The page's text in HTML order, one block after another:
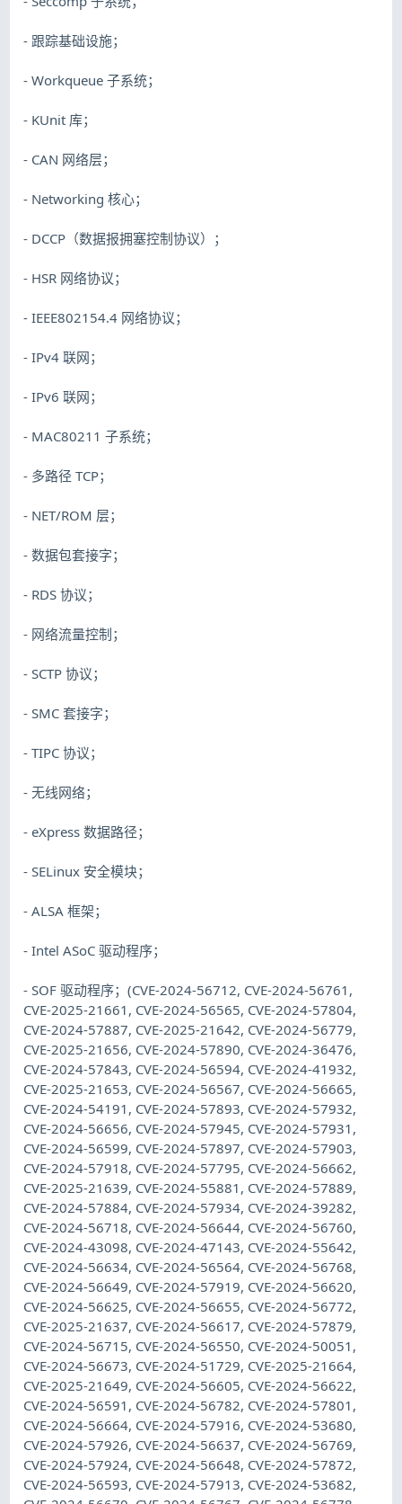
- 跟踪基础设施；
- Workqueue 子系统；
- KUnit 库；
- CAN 网络层；
- Networking 核心；
- DCCP（数据报拥塞控制协议）；
- HSR 网络协议；
- IEEE802154.4 网络协议；
- IPv4 联网；
- IPv6 联网；
- MAC80211 子系统；
- 多路径 TCP；
- NET/ROM 层；
- 数据包套接字；
- RDS 协议；
- 网络流量控制；
- SCTP 协议；
- SMC 套接字；
- TIPC 协议；
- 无线网络；
- eXpress 数据路径；
- SELinux 安全模块；
- ALSA 框架；
- Intel ASoC 驱动程序；
- SOF 驱动程序；(CVE-2024-56712, CVE-2024-56761,
CVE-2025-21661, CVE-2024-56565, CVE-2024-57804,
CVE-2024-57887, CVE-2025-21642, CVE-2024-56779,
CVE-2025-21656, CVE-2024-57890, CVE-2024-36476,
CVE-2024-57843, CVE-2024-56594, CVE-2024-41932,
CVE-2025-21653, CVE-2024-56567, CVE-2024-56665,
CVE-2024-54191, CVE-2024-57893, CVE-2024-57932,
CVE-2024-56656, CVE-2024-57945, CVE-2024-57931,
CVE-2024-56599, CVE-2024-57897, CVE-2024-57903,
CVE-2024-57918, CVE-2024-57795, CVE-2024-56662,
CVE-2025-21639, CVE-2024-55881, CVE-2024-57889,
CVE-2024-57884, CVE-2024-57934, CVE-2024-39282,
CVE-2024-56718, CVE-2024-56644, CVE-2024-56760,
CVE-2024-43098, CVE-2024-47143, CVE-2024-55642,
CVE-2024-56634, CVE-2024-56564, CVE-2024-56768,
CVE-2024-56649, CVE-2024-57919, CVE-2024-56620,
CVE-2024-56625, CVE-2024-56655, CVE-2024-56772,
CVE-2025-21637, CVE-2024-56617, CVE-2024-57879,
CVE-2024-56715, CVE-2024-56550, CVE-2024-50051,
CVE-2024-56673, CVE-2024-51729, CVE-2025-21664,
CVE-2025-21649, CVE-2024-56605, CVE-2024-56622,
CVE-2024-56591, CVE-2024-56782, CVE-2024-57801,
CVE-2024-56664, CVE-2024-57916, CVE-2024-53680,
CVE-2024-57926, CVE-2024-56637, CVE-2024-56769,
CVE-2024-57924, CVE-2024-56648, CVE-2024-57872,
CVE-2024-56593, CVE-2024-57913, CVE-2024-53682,